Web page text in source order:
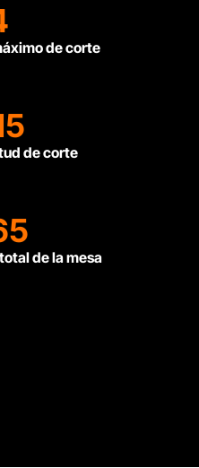
de corte
de corte
de la mesa